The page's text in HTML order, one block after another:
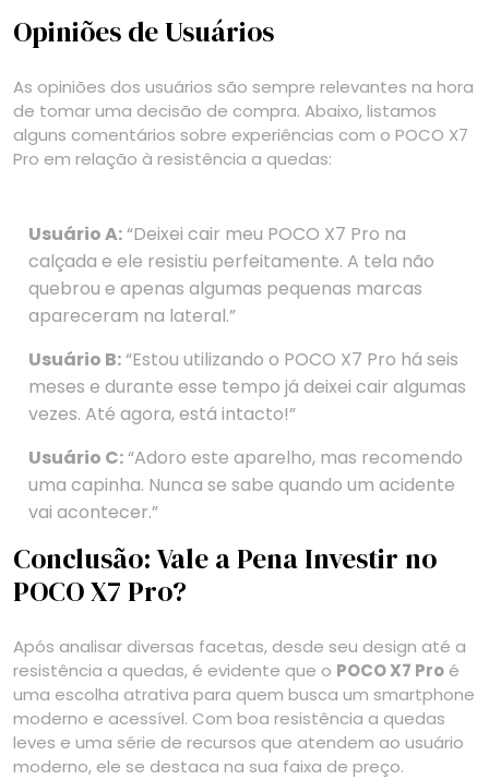
Opiniões de Usuários
As opiniões dos usuários são sempre relevantes na hora
de tomar uma decisão de compra. Abaixo, listamos
alguns comentários sobre experiências com o POCO X7
Pro em relação à resistência a quedas:
Usuário A:“Deixei cair meu POCO X7 Pro na
calçada e ele resistiu perfeitamente. A tela não
quebrou e apenas algumas pequenas marcas
apareceram na lateral.”
Usuário B:“Estou utilizando o POCO X7 Pro há seis
meses e durante esse tempo já deixei cair algumas
vezes. Até agora, está intacto!”
Usuário C:“Adoro este aparelho, mas recomendo
uma capinha. Nunca se sabe quando um acidente
vai acontecer.”
Conclusão: Vale a Pena Investir no
POCO X7 Pro?
Após analisar diversas facetas, desde seu design até a
resistência a quedas, é evidente que o POCO X7 Pro é
uma escolha atrativa para quem busca um smartphone
moderno e acessível. Com boa resistência a quedas
leves e uma série de recursos que atendem ao usuário
moderno, ele se destaca na sua faixa de preço.